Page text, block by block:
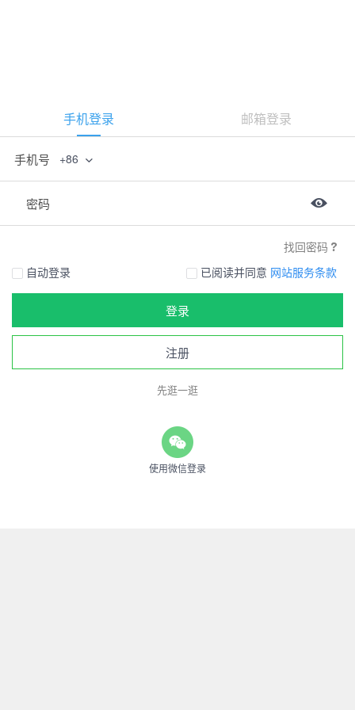
手机登录 邮箱登录
手机号 +86
密码
找回密码
自动登录
已阅读并同意 网站服务条款
登录
注册
先逛一逛
使用微信登录